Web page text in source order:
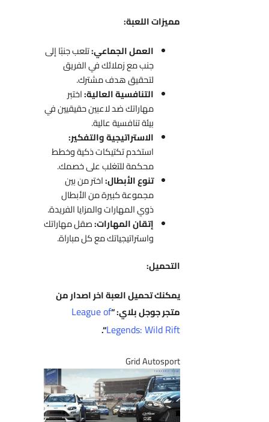
مميزات اللعبة:
العمل الجماعي:تلعب جنبًا إلى
جنب مع زملائك في الفريق
لتحقيق هدف مشترك.
التنافسية العالية:اختبر
مهاراتك ضد لاعبين حقيقيين في
بيئة تنافسية عالية.
الاستراتيجية والتفكير:
استخدم تكتيكات ذكية وخطط
محكمة للتغلب على خصمك.
تنوع الأبطال:اختر من بين
مجموعة كبيرة من الأبطال
ذوي المهارات والمزايا الفريدة.
إتقان المهارات:صقل مهاراتك
واستراتيجياتك مع كل مباراة.
التحميل:
يمكنك تحميل العبة اخر اصدار من
متجر جوجل بلاي: “League of
Legends: Wild Rift
“.
Grid Autosport